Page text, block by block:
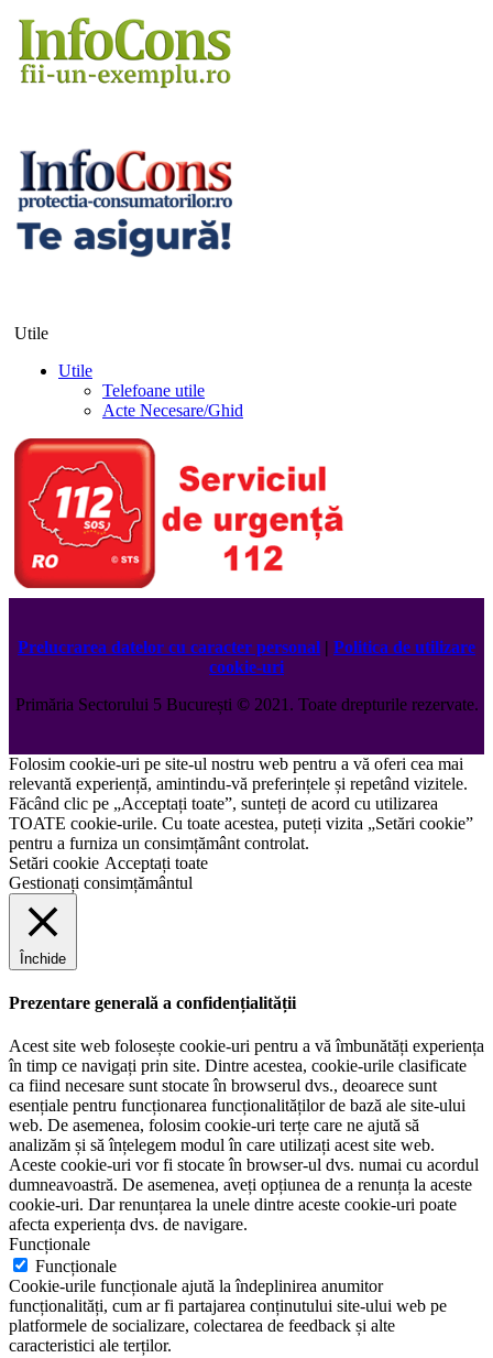
Utile
Utile
Telefoane utile
Acte Necesare/Ghid
Prelucrarea datelor cu caracter personal | Politica de utilizare
cookie-uri
Primăria Sectorului 5 București ©️2021. Toate drepturile rezervate.
Folosim cookie-uri pe site-ul nostru web pentru a vă oferi cea mai
relevantă experiență, amintindu-vă preferințele și repetând vizitele.
Făcând clic pe „Acceptați toate”, sunteți de acord cu utilizarea
TOATE cookie-urile. Cu toate acestea, puteți vizita „Setări cookie”
pentru a furniza un consimțământ controlat.
Setări cookie Acceptați toate
Gestionați consimțământul
Închide
Prezentare generală a confidențialității
Acest site web folosește cookie-uri pentru a vă îmbunătăți experiența
în timp ce navigați prin site. Dintre acestea, cookie-urile clasificate
ca fiind necesare sunt stocate în browserul dvs., deoarece sunt
esențiale pentru funcționarea funcționalităților de bază ale site-ului
web. De asemenea, folosim cookie-uri terțe care ne ajută să
analizăm și să înțelegem modul în care utilizați acest site web.
Aceste cookie-uri vor fi stocate în browser-ul dvs. numai cu acordul
dumneavoastră. De asemenea, aveți opțiunea de a renunța la aceste
cookie-uri. Dar renunțarea la unele dintre aceste cookie-uri poate
afecta experiența dvs. de navigare.
Funcționale
Funcționale
Cookie-urile funcționale ajută la îndeplinirea anumitor
funcționalități, cum ar fi partajarea conținutului site-ului web pe
platformele de socializare, colectarea de feedback și alte
caracteristici ale terților.